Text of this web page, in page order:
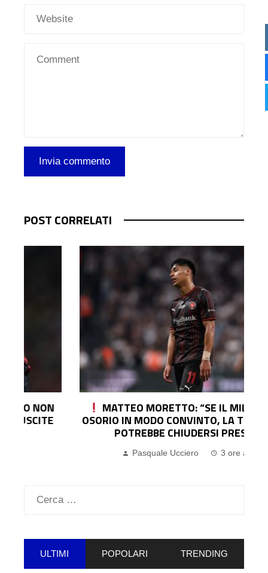
POST CORRELATI
MATTEO MORETTO: “SE IL MILAN VA SU
OSORIO IN MODO CONVINTO, LA TRATTATIVA
POTREBBE CHIUDERSI PRESTO”
Pasquale Ucciero 3 ore ago
Ricerca
ULTIMI POPOLARI TRENDING